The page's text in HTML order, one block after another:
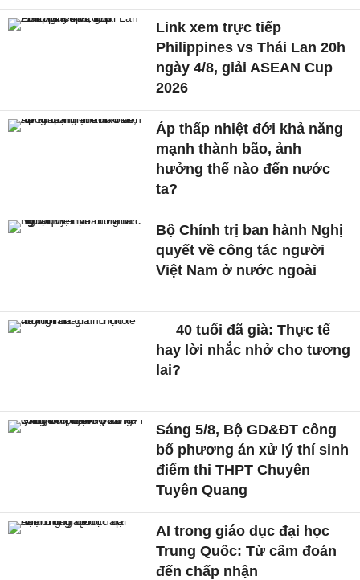
Link xem trực tiếp
Philippines vs Thái Lan 20h
ngày 4/8, giải ASEAN Cup
2026
Áp thấp nhiệt đới khả năng
mạnh thành bão, ảnh
hưởng thế nào đến nước
ta?
Bộ Chính trị ban hành Nghị
quyết về công tác người
Việt Nam ở nước ngoài
40 tuổi đã già: Thực tế
hay lời nhắc nhở cho tương
lai?
Sáng 5/8, Bộ GD&ĐT công
bố phương án xử lý thí sinh
điểm thi THPT Chuyên
Tuyên Quang
AI trong giáo dục đại học
Trung Quốc: Từ cấm đoán
đến chấp nhận